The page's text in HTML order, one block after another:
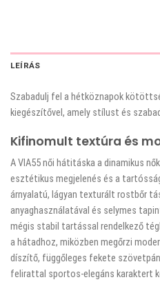
LEÍRÁS
Szabadulj fel a hétköznapok
kiegészítővel, amely stílust és
Kifinomult textúra és
A VIA55 női hátitáska a dinamikus
esztétikus megjelenés és a
árnyalatú, lágyan texturált rostbőr
anyaghasználatával és selymes
mégis stabil tartással rendelkező
a hátadhoz, miközben megőrzi
díszítő, függőleges fekete
felirattal sportos-elegáns karaktert